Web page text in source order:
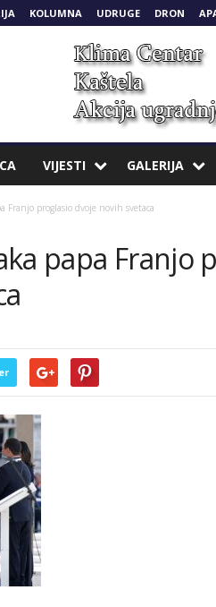
KOLUMNA UDRUGE DRON
VIJESTI GALERIJA
Franjo proglasio dvoje novih svetaca
papa Franjo